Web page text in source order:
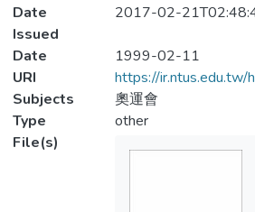
Date
Issued
2017-02-
Date
1999-02-11
URI
https://
Subjects
奧運會
Type
other
File(s)